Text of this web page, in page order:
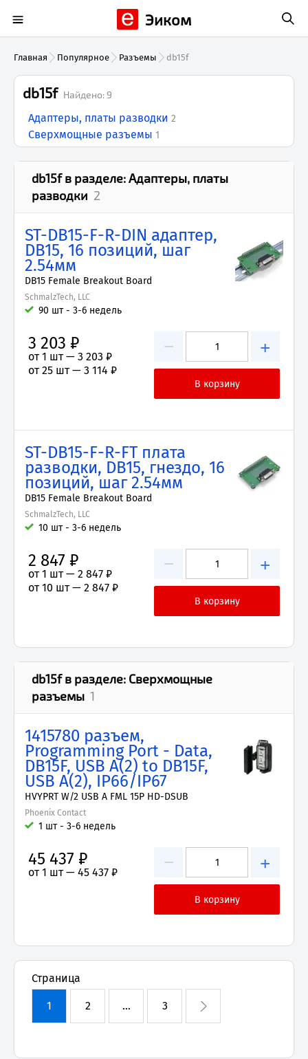
Эиком
Главная Популярное Разъемы db15f
db15f Найдено: 9
Адаптеры, платы разводки 2
Сверхмощные разъемы 1
db15fв разделе:Адаптеры, платы
разводки 2
ST-DB15-F-R-DIN адаптер,
DB15, 16 позиций, шаг
2.54мм
DB15 Female Breakout Board
SchmalzTech, LLC
90 шт - 3-6 недель
− +
3 203 ₽
от 1 шт — 3 203 ₽
от 25 шт — 3 114 ₽
ST-DB15-F-R-FT плата
разводки, DB15, гнездо, 16
позиций, шаг 2.54мм
DB15 Female Breakout Board
SchmalzTech, LLC
10 шт - 3-6 недель
− +
2 847 ₽
от 1 шт — 2 847 ₽
от 10 шт — 2 847 ₽
db15fв разделе: Сверхмощные
разъемы 1
1415780 разъем,
Programming Port - Data,
DB15F, USB A(2) to DB15F,
USB A(2), IP66/IP67
HVYPRT W/2 USB A FML 15P HD-DSUB
Phoenix Contact
1 шт - 3-6 недель
− +
45 437 ₽
от 1 шт — 45 437 ₽
Страница
1 2 ... 3